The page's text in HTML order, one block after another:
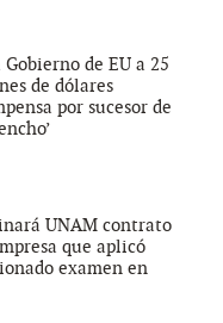
Gobierno de EU a 25
de dólares
por sucesor de
UNAM contrato
que aplicó
examen en